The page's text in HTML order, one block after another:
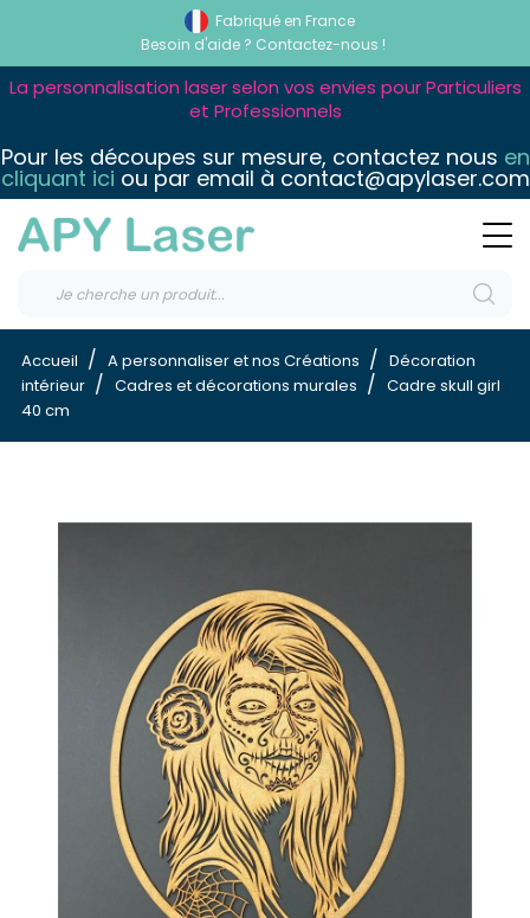
La personnalisation laser selon vos envies pour Particuliers
et Professionnels
Pour les découpes sur mesure, contactez nous en
cliquant ici ou par email à contact@apylaser.com
Fabriqué en France
Besoin d'aide ? Contactez-nous !
Accueil A personnaliser et nos Créations
Décoration
intérieur
Cadres et décorations murales
Cadre skull girl
40 cm